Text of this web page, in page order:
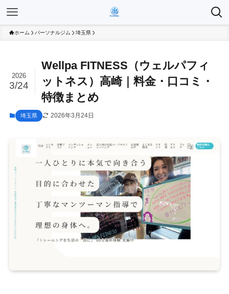
ホーム パーソナルジム 埼玉県
Wellpa FITNESS（ウェルパフィ
ットネス）高崎｜料金・口コミ・
特徴まとめ
2026
3/24
埼玉県 2026年3月24日